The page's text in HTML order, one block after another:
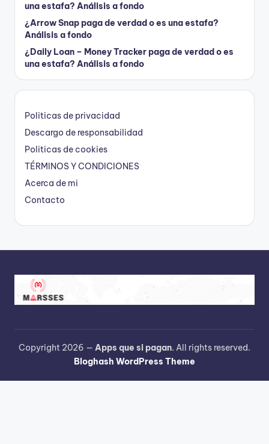
una estafa? Análisis a fondo
¿Arrow Snap paga de verdad o es una estafa?
Análisis a fondo
¿Daily Loan – Money Tracker paga de verdad o es
una estafa? Análisis a fondo
Politicas de privacidad
Descargo de responsabilidad
Politicas de cookies
TÉRMINOS Y CONDICIONES
Acerca de mi
Contacto
Copyright 2026 — Apps que si pagan. All rights reserved.
Bloghash WordPress Theme